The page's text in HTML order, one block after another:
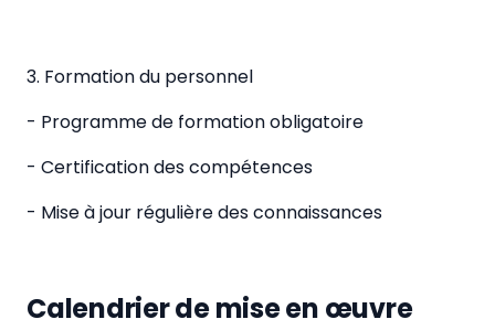
3. Formation du personnel
- Programme de formation obligatoire
- Certification des compétences
- Mise à jour régulière des connaissances
Calendrier de mise en œuvre